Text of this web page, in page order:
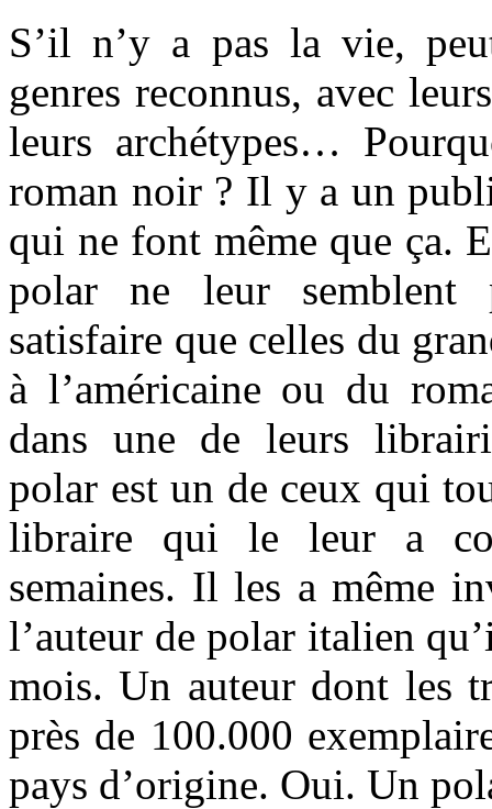
S’il n’y a pas la vie,
genres reconnus, avec
leurs archétypes…
roman noir ? Il y a un
qui ne font même que ça.
polar ne leur semblent
satisfaire que celles du
à l’américaine ou du
dans une de leurs
polar est un de ceux qui
libraire qui le leur a
semaines. Il les a même
l’auteur de polar italien
mois. Un auteur dont les
près de 100.000
pays d’origine. Oui. Un